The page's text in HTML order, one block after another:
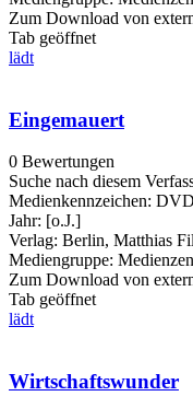
Zum Download von
Tab geöffnet
lädt
Eingemauert
0 Bewertungen
Suche nach diesem
Medienkennzeichen:
Jahr: [o.J.]
Verlag: Berlin, Matthias
Mediengruppe:
Zum Download von
Tab geöffnet
lädt
Wirtschaftswunder